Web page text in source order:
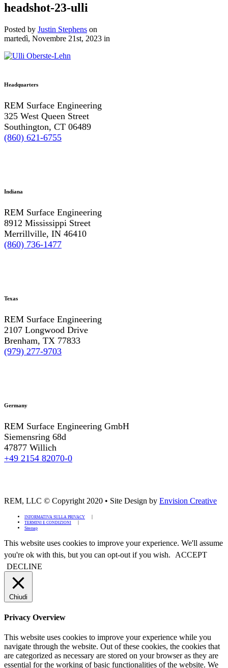
headshot-23-ulli
Posted by Justin Stephens on
martedì, Novembre 21st, 2023 in
Headquarters
REM Surface Engineering
325 West Queen Street
Southington, CT 06489
(860) 621-6755
Indiana
REM Surface Engineering
8912 Mississippi Street
Merrillville, IN 46410
(860) 736-1477
Texas
REM Surface Engineering
2107 Longwood Drive
Brenham, TX 77833
(979) 277-9703
Germany
REM Surface Engineering GmbH
Siemensring 68d
47877 Willich
+49 2154 82070-0
REM, LLC © Copyright 2020 • Site Design by Envision Creative
INFORMATIVA SULLA PRIVACY
TERMINI E CONDIZIONI
Sitemap
This website uses cookies to improve your experience. We'll assume
you're ok with this, but you can opt-out if you wish.
ACCEPT
DECLINE
Chiudi
Privacy Overview
This website uses cookies to improve your experience while you
navigate through the website. Out of these cookies, the cookies that
are categorized as necessary are stored on your browser as they are
essential for the working of basic functionalities of the website. We